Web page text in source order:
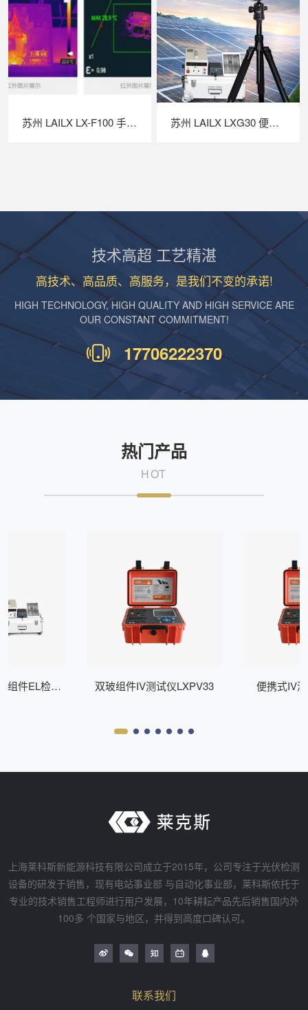
苏州 LAILX LX-F100 手持红外热成像仪 —— 高灵敏精准测温，赋能多场景智能检测 苏州 LAILX LXG30 便携式 EL 检测仪 —— 高清成像精准透视，守护光伏组件全生命周期安全
技术高超 工艺精湛
高技术、高品质、高服务，是我们不变的承诺!
HIGH TECHNOLOGY, HIGH QUALITY AND HIGH SERVICE ARE
OUR CONSTANT COMMITMENT!
17706222370
热门产品
HOT
组件EL检测
双玻组件IV测试仪LXPV33 便携式IV
上海莱科斯新能源科技有限公司成立于2015年，公司专注于光伏检测
设备的研发于销售，现有电站事业部 与自动化事业部，莱科斯依托于
专业的技术销售工程师进行用户发展，10年耕耘产品先后销售国内外
100多 个国家与地区，并得到高度口碑认可。
联系我们